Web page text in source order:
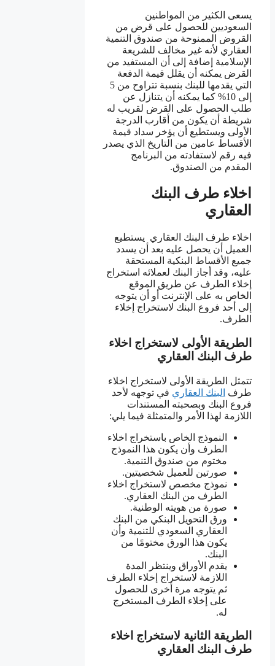
يسعى الكثير من المواطنين
السعوديين للحصول على قرض من
القروض الممنوحة من صندوق التنمية
العقاري لأنه غير مخالف للشريعة
الإسلامية إضافة إلى أن المستفيد من
القرض يمكنه أن يقلل قيمة الدفعة
التي يقدمها للبنك بنسبة تتراوح من 5
إلى 10% كما يمكنه أن يتنازل عن
طلب الحصول على القرض لقريب له
شريطة أن يكون من أقارب الدرجة
الأولى ويستطيع أن يؤخر سداد قيمة
الأقساط عامين من التاريخ الذي يصدر
فيه رقم لاستفادته من البرنامج
المقدم من الصندوق.
اخلاء طرف البنك
العقاري
اخلاء طرف البنك العقاري يستطيع
العميل أن يحصل عليه بعد أن يسدد
جميع الأقساط البنكية المستحقة
عليه، وقد أجاز البنك لعملائه استخراج
إخلاء الطرف عن طريق الموقع
الخاص به على الإنترنت أو أن يتوجه
إلى أحد فروع البنك لاستخراج إخلاء
الطرف.
الطريقة الأولى لاستخراج اخلاء
طرف البنك العقاري
تتمثل الطريقة الأولى لاستخراج اخلاء
طرف البنك العقاري في توجهه لأحد
فروع البنك وبصحبته المستندات
اللازمة لهذا الأمر والمتمثلة فيما يلي:
النموذج الخاص باستخراج اخلاء
الطرف وأن يكون هذا النموذج
مختوم من صندوق التنمية.
صورتين للعميل شخصيتين.
نموذج مخصص لاستخراج اخلاء
الطرف من البنك العقاري.
صورة من هويته الوطنية.
ورق التحويل البنكي من البنك
العقاري السعودي للتنمية وأن
يكون هذا الورق مختومًا من
البنك.
يقدم الأوراق وينتظر المدة
اللازمة لاستخراج إخلاء الطرف
ثم يتوجه مرة أخرى للحصول
على إخلاء الطرف المستخرج
له.
الطريقة الثانية لاستخراج اخلاء
طرف البنك العقاري